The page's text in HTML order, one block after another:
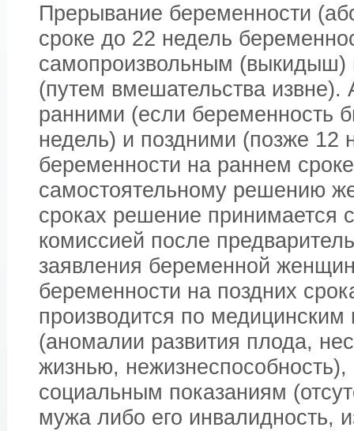
Прерывание беременности
сроке до 22 недель
самопроизвольным (выкидыш)
(путем вмешательства
ранними (если беременность
недель) и поздними (позже 12
беременности на раннем
самостоятельному решению
сроках решение принимается
комиссией после
заявления беременной
беременности на поздних
производится по медицинским
(аномалии развития плода,
жизнью, нежизнеспособность),
социальным показаниям
мужа либо его инвалидность,